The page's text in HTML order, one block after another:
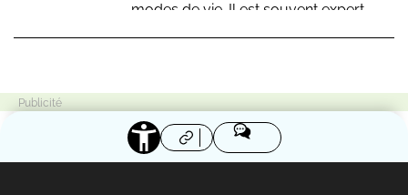
modes de vie. Il est souvent expert
d’une classe d’animaux (mammifères,
(reproduction, alimentation…). En
général, il est aussi enseignant-
chercheur.